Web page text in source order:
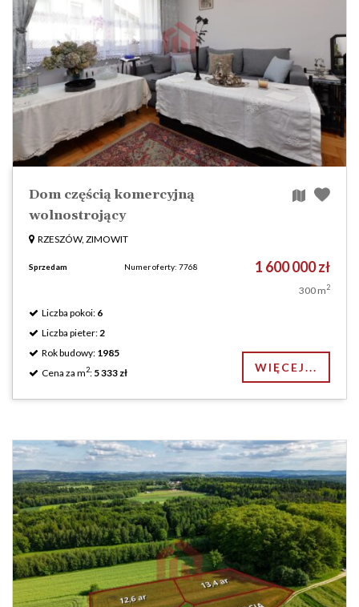
Dom częścią komercyjną
wolnostrojący
RZESZÓW, ZIMOWIT
Sprzedam Numer oferty: 7768 1 600 000 zł
300 m2
Liczba pokoi: 6
Liczba pieter: 2
Rok budowy: 1985
Cena za m2: 5 333 zł WIĘCEJ...